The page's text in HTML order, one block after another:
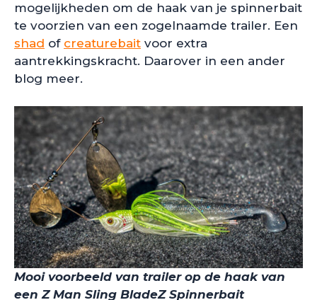
mogelijkheden om de haak van je spinnerbait
te voorzien van een zogelnaamde trailer. Een
shad of creaturebait voor extra
aantrekkingskracht. Daarover in een ander
blog meer.
Mooi voorbeeld van trailer op de haak van
een Z Man Sling BladeZ Spinnerbait